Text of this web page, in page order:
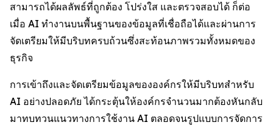
สามารถได้ผลลัพธ์ที่ถูกต้อง โปร่งใส และตรวจสอบได้ ก็ต่อ
เมื่อ AI ทำงานบนพื้นฐานของข้อมูลที่เชื่อถือได้และผ่านการ
จัดเตรียมให้มีบริบทครบถ้วนซึ่งสะท้อนภาพรวมทั้งหมดของ
ธุรกิจ
การเข้าถึงและจัดเตรียมข้อมูลขององค์กรให้มีบริบทสำหรับ
AI อย่างปลอดภัย ได้กระตุ้นให้องค์กรจำนวนมากต้องหันกลับ
มาทบทวนแนวทางการใช้งาน AI ตลอดจนรูปแบบการจัดการ